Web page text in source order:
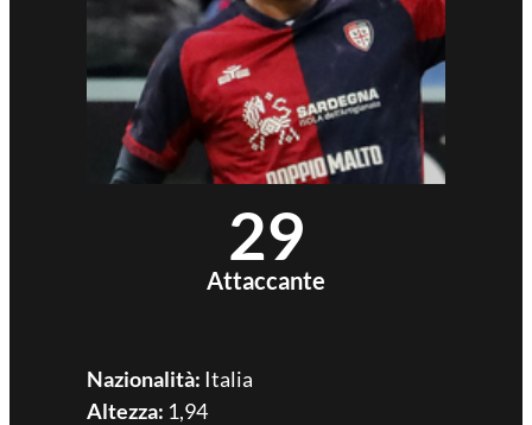
29
Attaccante
Nazionalità: Italia
Altezza: 1,94